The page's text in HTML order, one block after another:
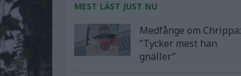
MEST LÄST JUST NU
Medfånge om Chrippa:
”Tycker mest han
gnäller”